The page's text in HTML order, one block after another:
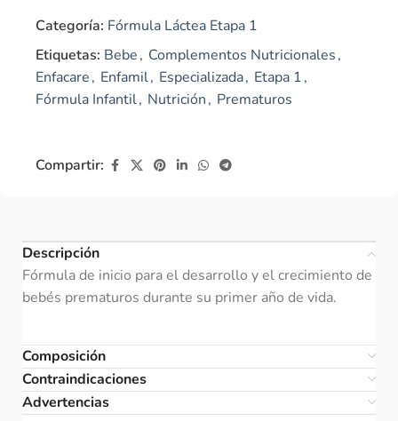
Categoría: Fórmula Láctea Etapa 1
Etiquetas: Bebe, Complementos Nutricionales,
Enfacare, Enfamil, Especializada, Etapa 1,
Fórmula Infantil, Nutrición, Prematuros
Compartir:
Descripción
Fórmula de inicio para el desarrollo y el crecimiento de
bebés prematuros durante su primer año de vida.
Composición
Contraindicaciones
Advertencias